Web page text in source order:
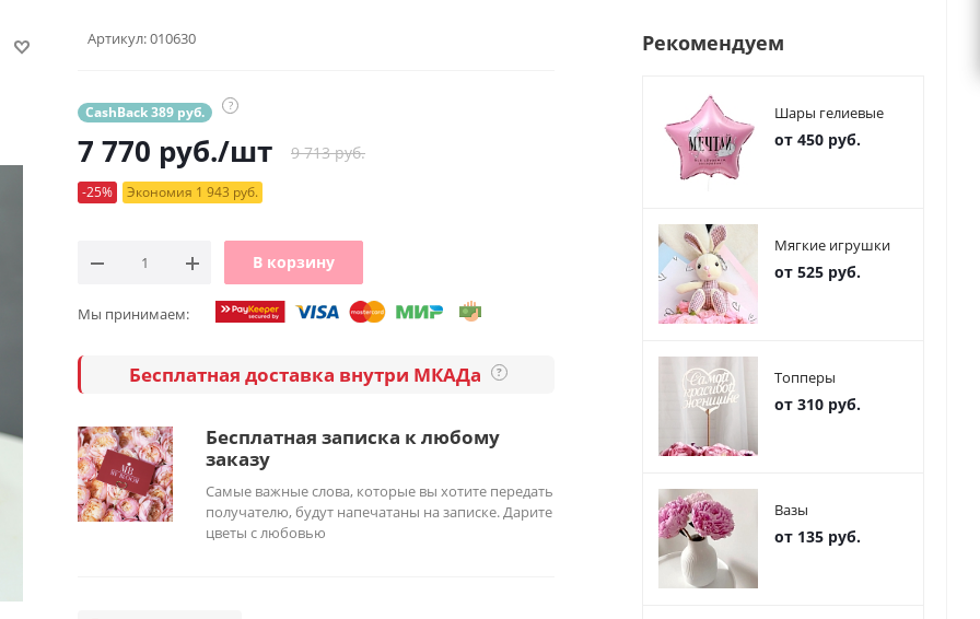
Артикул:010630
CashBack 389 руб. ?
7 770 руб./шт 9 713 руб.
-25% Экономия 1 943 руб.
В корзину
Мы принимаем:
Бесплатная доставка внутри МКАДа ?
Бесплатная записка к любому
заказу
Самые важные слова, которые вы хотите передать
получателю, будут напечатаны на записке. Дарите
цветы с любовью
Рекомендуем
Шары гелиевые
от 450 руб.
Мягкие игрушки
от 525 руб.
Топперы
от 310 руб.
Вазы
от 135 руб.